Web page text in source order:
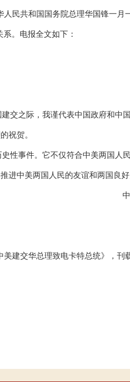
人民共和国国务院总理华国锋一
。电报全文如下：
交之际，我谨代表中国政府和中
祝贺。
性事件。它不仅符合中美两国人
进中美两国人民的友谊和两国良
建交华总理致电卡特总统》，刊